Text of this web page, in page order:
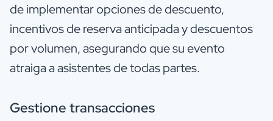
de implementar opciones de descuento,
incentivos de reserva anticipada y descuentos
por volumen, asegurando que su evento
atraiga a asistentes de todas partes.
Gestione transacciones